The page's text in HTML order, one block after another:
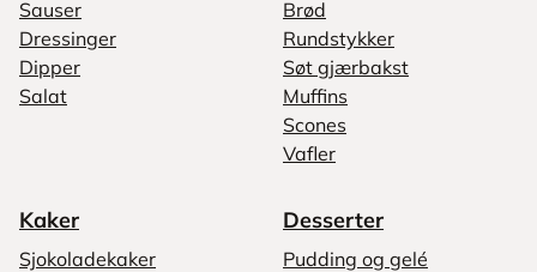
Sauser
Dressinger
Dipper
Salat
Brød
Rundstykker
Søt gjærbakst
Muffins
Scones
Vafler
Kaker
Sjokoladekaker
Desserter
Pudding og gelé